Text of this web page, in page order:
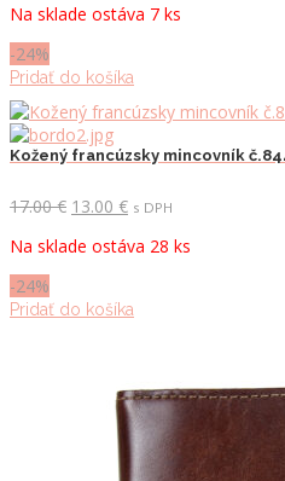
bola:
je:
Na sklade ostáva 7 ks
-24%
Pridať do košíka
Kožený francúzsky mincovník
17.00€ Pôvodná
bola:
13.00 €Aktuálna
je:
s DPH
Na sklade ostáva 28 ks
-24%
Pridať do košíka